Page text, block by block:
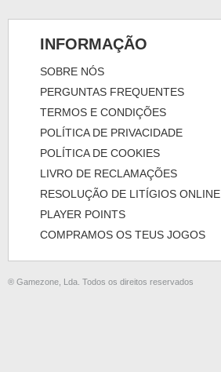
INFORMAÇÃO
SOBRE NÓS
PERGUNTAS FREQUENTES
TERMOS E CONDIÇÕES
POLÍTICA DE PRIVACIDADE
POLÍTICA DE COOKIES
LIVRO DE RECLAMAÇÕES
RESOLUÇÃO DE LITÍGIOS ONLINE
PLAYER POINTS
COMPRAMOS OS TEUS JOGOS
® Gamezone, Lda. Todos os direitos reservados